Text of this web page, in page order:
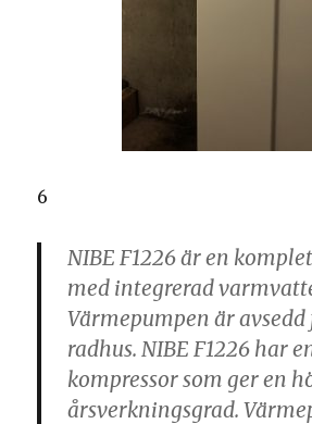
6
NIBE F1226 är en
med integrerad
Värmepumpen är
radhus. NIBE F1226 har
kompressor som ger en
årsverkningsgrad.